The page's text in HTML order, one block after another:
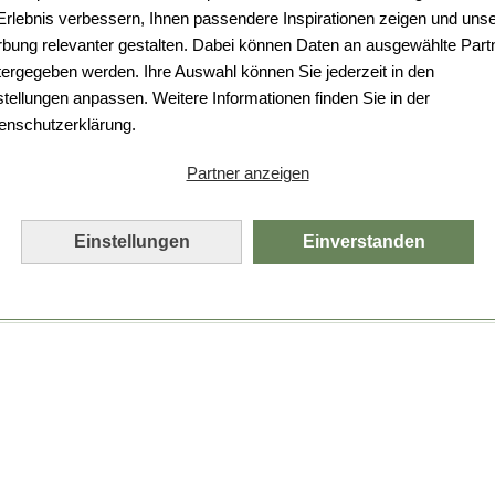
verbessern, Ihnen passendere Inspirationen zeigen und
relevanter gestalten. Dabei können Daten an ausgewählte
werden. Ihre Auswahl können Sie jederzeit in den
anpassen. Weitere Informationen finden Sie in der
Partner anzeigen
Einstellungen Einverstanden
Da ist etwas schiefgelaufen.
Leider ist ein technischer Fehler aufgetreten.
Bitte laden Sie die Seite neu.